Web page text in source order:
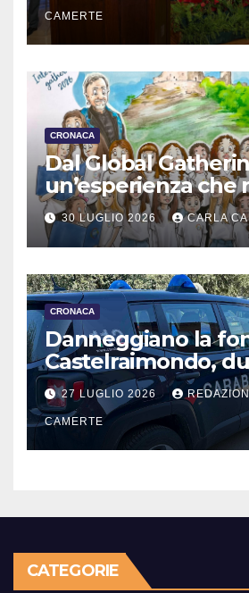
CAMERTE
CRONACA
Dal Global
un’esperienza che
30 LUGLIO 2026 CARLA
CRONACA
Danneggiano la
Castelraimondo,
denunciati
27 LUGLIO 2026
CAMERTE
CATEGORIE